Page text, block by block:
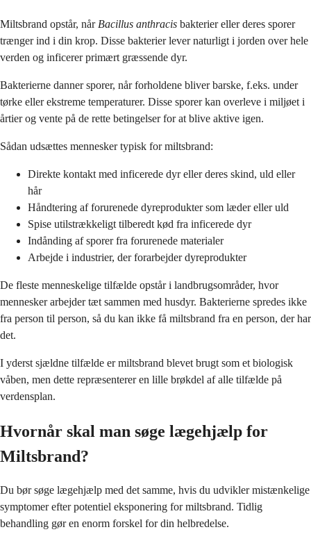
Miltsbrand opstår, når Bacillus anthracis bakterier eller deres sporer
trænger ind i din krop. Disse bakterier lever naturligt i jorden over hele
verden og inficerer primært græssende dyr.
Bakterierne danner sporer, når forholdene bliver barske, f.eks. under
tørke eller ekstreme temperaturer. Disse sporer kan overleve i miljøet i
årtier og vente på de rette betingelser for at blive aktive igen.
Sådan udsættes mennesker typisk for miltsbrand:
Direkte kontakt med inficerede dyr eller deres skind, uld eller
hår
Håndtering af forurenede dyreprodukter som læder eller uld
Spise utilstrækkeligt tilberedt kød fra inficerede dyr
Indånding af sporer fra forurenede materialer
Arbejde i industrier, der forarbejder dyreprodukter
De fleste menneskelige tilfælde opstår i landbrugsområder, hvor
mennesker arbejder tæt sammen med husdyr. Bakterierne spredes ikke
fra person til person, så du kan ikke få miltsbrand fra en person, der har
det.
I yderst sjældne tilfælde er miltsbrand blevet brugt som et biologisk
våben, men dette repræsenterer en lille brøkdel af alle tilfælde på
verdensplan.
Hvornår skal man søge lægehjælp for
Miltsbrand?
Du bør søge lægehjælp med det samme, hvis du udvikler mistænkelige
symptomer efter potentiel eksponering for miltsbrand. Tidlig
behandling gør en enorm forskel for din helbredelse.